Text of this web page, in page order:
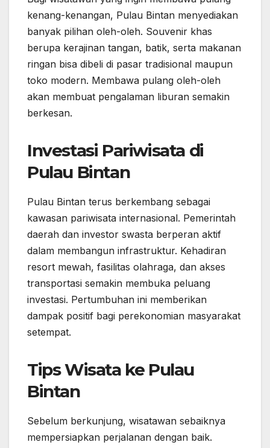
kenang-kenangan, Pulau Bintan menyediakan
banyak pilihan oleh-oleh. Souvenir khas
berupa kerajinan tangan, batik, serta makanan
ringan bisa dibeli di pasar tradisional maupun
toko modern. Membawa pulang oleh-oleh
akan membuat pengalaman liburan semakin
berkesan.
Investasi Pariwisata di
Pulau Bintan
Pulau Bintan terus berkembang sebagai
kawasan pariwisata internasional. Pemerintah
daerah dan investor swasta berperan aktif
dalam membangun infrastruktur. Kehadiran
resort mewah, fasilitas olahraga, dan akses
transportasi semakin membuka peluang
investasi. Pertumbuhan ini memberikan
dampak positif bagi perekonomian masyarakat
setempat.
Tips Wisata ke Pulau
Bintan
Sebelum berkunjung, wisatawan sebaiknya
mempersiapkan perjalanan dengan baik.